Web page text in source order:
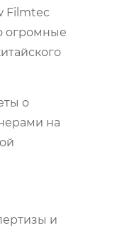
Filmtec
огромные
о
на
и